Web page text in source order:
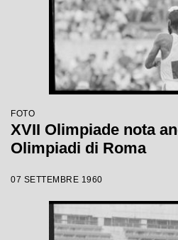
FOTO
XVII Olimpiade nota
Olimpiadi di Roma
07 SETTEMBRE 1960